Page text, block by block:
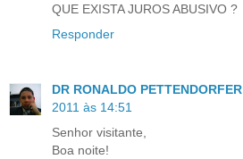
QUE EXISTA JUROS ABUSIVO ?
Responder
DR RONALDO PETTENDORFER
2011 às 14:51
Senhor visitante,
Boa noite!